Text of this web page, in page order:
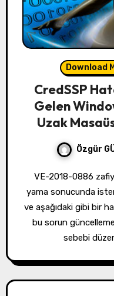
Download
CredSSP
Gelen
Uzak
Özgür
VE-2018-0886 zafiyeti kaynaklı olarak yayınlanan
yama sonucunda
ve aşağıdaki gibi bir
bu sorun
sebebi